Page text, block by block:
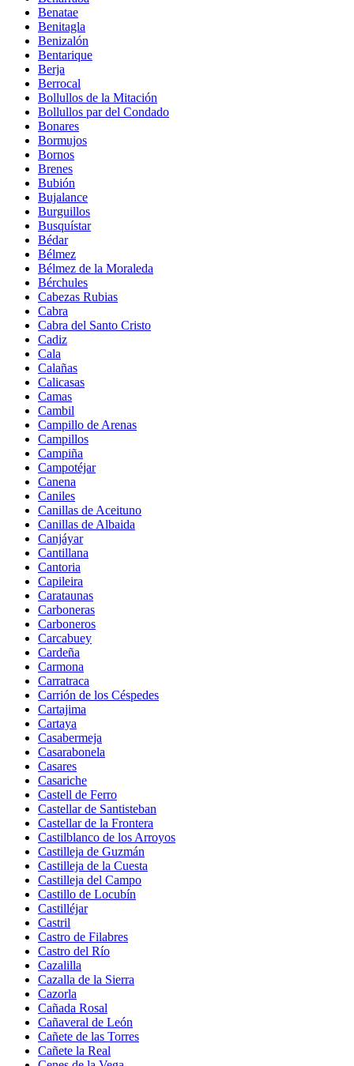
Benatae
Benitagla
Benizalón
Bentarique
Berja
Berrocal
Bollullos de la Mitación
Bollullos par del Condado
Bonares
Bormujos
Bornos
Brenes
Bubión
Bujalance
Burguillos
Busquístar
Bédar
Bélmez
Bélmez de la Moraleda
Bérchules
Cabezas Rubias
Cabra
Cabra del Santo Cristo
Cadiz
Cala
Calañas
Calicasas
Camas
Cambil
Campillo de Arenas
Campillos
Campiña
Campotéjar
Canena
Caniles
Canillas de Aceituno
Canillas de Albaida
Canjáyar
Cantillana
Cantoria
Capileira
Carataunas
Carboneras
Carboneros
Carcabuey
Cardeña
Carmona
Carratraca
Carrión de los Céspedes
Cartajima
Cartaya
Casabermeja
Casarabonela
Casares
Casariche
Castell de Ferro
Castellar de Santisteban
Castellar de la Frontera
Castilblanco de los Arroyos
Castilleja de Guzmán
Castilleja de la Cuesta
Castilleja del Campo
Castillo de Locubín
Castilléjar
Castril
Castro de Filabres
Castro del Río
Cazalilla
Cazalla de la Sierra
Cazorla
Cañada Rosal
Cañaveral de León
Cañete de las Torres
Cañete la Real